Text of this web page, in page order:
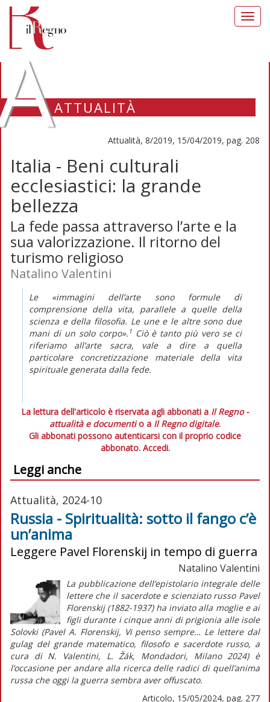
ATTUALITÀ
Attualità, 8/2019, 15/04/2019, pag. 208
Italia - Beni culturali
ecclesiastici: la grande
bellezza
La fede passa attraverso l’arte e la
sua valorizzazione. Il ritorno del
turismo religioso
Natalino Valentini
Le «immagini dell’arte sono formule di
comprensione della vita, parallele a quelle della
scienza e della filosofia. Le une e le altre sono due
mani di un solo corpo». 1Ciò è tanto più vero se ci
riferiamo all’arte sacra, vale a dire a quella
particolare concretizzazione materiale della vita
spirituale generata dalla fede.
La lettura dell'articolo è riservata agli abbonati a Il Regno -
attualità e documentio a Il Regno digitale.
Gli abbonati possono autenticarsi con il proprio codice
abbonato. Accedi.
Leggi anche
Attualità, 2024-10
Russia - Spiritualità: sotto il fango c’è
un’anima
Leggere Pavel Florenskij in tempo di guerra
Natalino Valentini
La pubblicazione dell’epistolario integrale delle
lettere che il sacerdote e scienziato russo Pavel
Florenskij (1882-1937) ha inviato alla moglie e ai
figli durante i cinque anni di prigionia alle isole
Solovki (Pavel A. Florenskij, Vi penso sempre… Le lettere dal
gulag del grande matematico, filosofo e sacerdote russo, a
cura di N. Valentini, L. Žák, Mondadori, Milano 2024) è
l’occasione per andare alla ricerca delle radici di quell’anima
russa che oggi la guerra sembra aver offuscato.
Articolo, 15/05/2024, pag. 277